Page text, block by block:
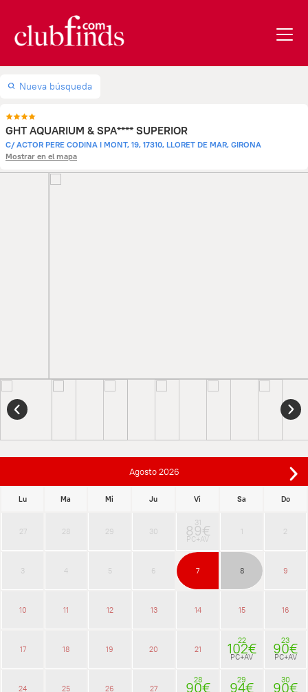
Nueva búsqueda
GHT AQUARIUM & SPA**** SUPERIOR
C/ ACTOR PERE CODINA I MONT, 19, 17310, LLORET DE MAR, GIRONA
Mostrar en el mapa
Agosto 2026
Lu Ma Mi Ju Vi Sa Do
27 28 29 30
31
89€
PC+AV
1 2
3 4 5 6 7 8 9
10 11 12 13 14 15 16
17 18 19 20 21
22
102€
PC+AV
23
90€
PC+AV
24 25 26 27
28
90€ 29
94€ 30
90€